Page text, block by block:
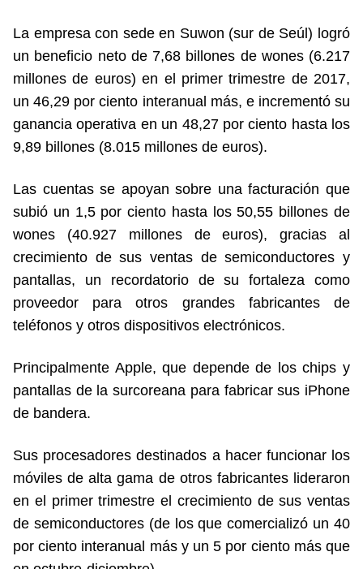
La empresa con sede en Suwon (sur de Seúl) logró
un beneficio neto de 7,68 billones de wones (6.217
millones de euros) en el primer trimestre de 2017,
un 46,29 por ciento interanual más, e incrementó su
ganancia operativa en un 48,27 por ciento hasta los
9,89 billones (8.015 millones de euros).
Las cuentas se apoyan sobre una facturación que
subió un 1,5 por ciento hasta los 50,55 billones de
wones (40.927 millones de euros), gracias al
crecimiento de sus ventas de semiconductores y
pantallas, un recordatorio de su fortaleza como
proveedor para otros grandes fabricantes de
teléfonos y otros dispositivos electrónicos.
Principalmente Apple, que depende de los chips y
pantallas de la surcoreana para fabricar sus iPhone
de bandera.
Sus procesadores destinados a hacer funcionar los
móviles de alta gama de otros fabricantes lideraron
en el primer trimestre el crecimiento de sus ventas
de semiconductores (de los que comercializó un 40
por ciento interanual más y un 5 por ciento más que